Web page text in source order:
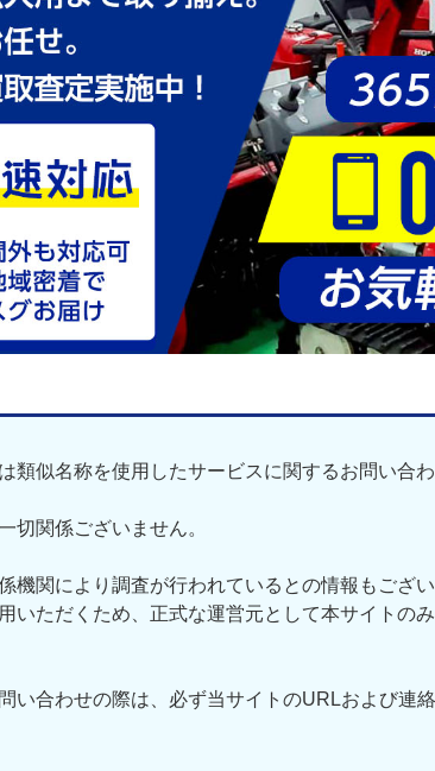
類似名称を使用したサービスに関するお問い合
切関係ございません。
機関により調査が行われているとの情報もござ
いただくため、正式な運営元として本サイトの
い合わせの際は、必ず当サイトのURLおよび連